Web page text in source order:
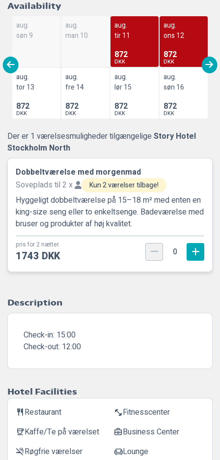
Availability
aug.
søn 9
aug.
man 10
aug.
tir 11
872
DKK
aug.
ons 12
872
DKK
aug.
tor 13
872
DKK
aug.
fre 14
872
DKK
aug.
lør 15
872
DKK
aug.
søn 16
872
DKK
Der er 1 værelsesmuligheder tilgængelige Story Hotel
Stockholm North
Dobbeltværelse med morgenmad
Soveplads til 2 x
Kun 2 værelser tilbage!
Hyggeligt dobbeltværelse på 15–18 m² med enten en
king-size seng eller to enkeltsenge. Badeværelse med
bruser og produkter af høj kvalitet.
pris for 2 nætter.
1743 DKK 0
Description
Check-in: 15:00
Check-out: 12:00
Hotel Facilities
restaurantRestaurant fitness_centerFitnesscenter
coffeeKaffe/Te på værelset business_centerBusiness Center
smoke_freeRøgfrie værelser chairLounge